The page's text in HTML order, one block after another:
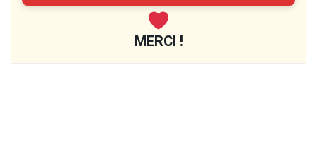
MERCI !